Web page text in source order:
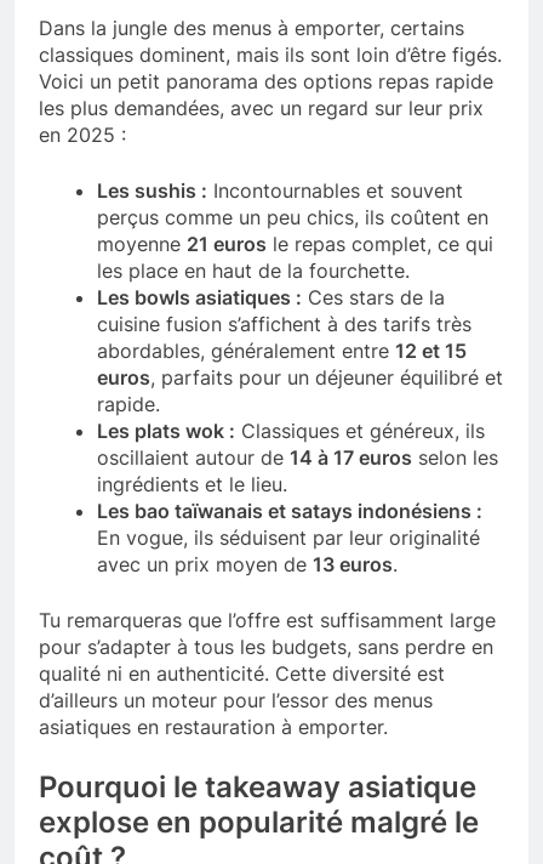
Dans la jungle des menus à emporter, certains
classiques dominent, mais ils sont loin d’être figés.
Voici un petit panorama des options repas rapide
les plus demandées, avec un regard sur leur prix
en 2025 :
Les sushis : Incontournables et souvent
perçus comme un peu chics, ils coûtent en
moyenne 21 euros le repas complet, ce qui
les place en haut de la fourchette.
Les bowls asiatiques : Ces stars de la
cuisine fusion s’affichent à des tarifs très
abordables, généralement entre 12 et 15
euros, parfaits pour un déjeuner équilibré et
rapide.
Les plats wok : Classiques et généreux, ils
oscillaient autour de 14 à 17 euros selon les
ingrédients et le lieu.
Les bao taïwanais et satays indonésiens :
En vogue, ils séduisent par leur originalité
avec un prix moyen de 13 euros.
Tu remarqueras que l’offre est suffisamment large
pour s’adapter à tous les budgets, sans perdre en
qualité ni en authenticité. Cette diversité est
d’ailleurs un moteur pour l’essor des menus
asiatiques en restauration à emporter.
Pourquoi le takeaway asiatique
explose en popularité malgré le